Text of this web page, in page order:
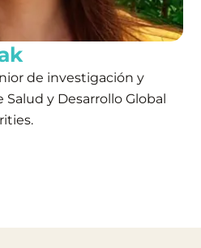
de investigación y
y Desarrollo Global